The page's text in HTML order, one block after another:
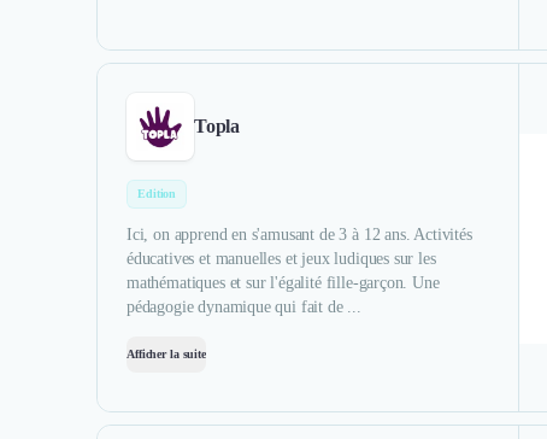
Topla
Edition
Ici, on apprend en s'amusant de 3 à 12 ans. Activités
éducatives et manuelles et jeux ludiques sur les
mathématiques et sur l'égalité fille-garçon. Une
pédagogie dynamique qui fait de ...
Afficher la suite